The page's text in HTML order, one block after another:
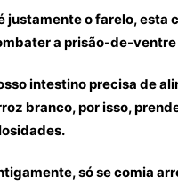
justamente o farelo, esta
a prisão-de-ventre
intestino precisa de
branco, por isso,
só se comia